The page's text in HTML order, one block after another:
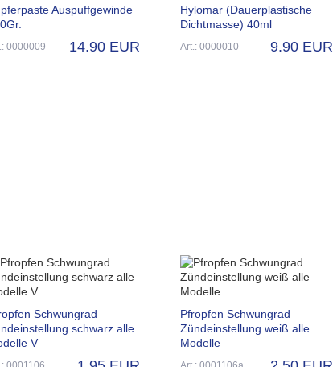
Auspuffgewinde
0000009 14.90 EUR
Hylomar (Dauerplastische
Dichtmasse) 40ml
Art.: 0000010 9.90 EUR
Schwungrad
schwarz alle
V
Pfropfen Schwungrad
Zündeinstellung weiß alle
Modelle